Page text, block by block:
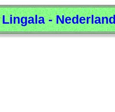
-